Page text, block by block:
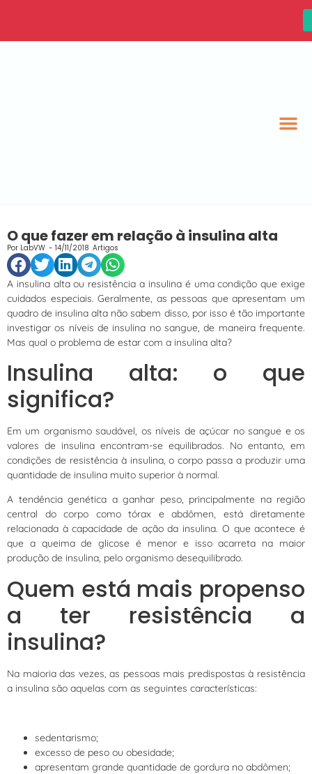
O que fazer em relação à insulina alta
Por LabVW - 14/11/2018 Artigos
A insulina alta ou resistência a insulina é uma condição que exige
cuidados especiais. Geralmente, as pessoas que apresentam um
quadro de insulina alta não sabem disso, por isso é tão importante
investigar os níveis de insulina no sangue, de maneira frequente.
Mas qual o problema de estar com a insulina alta?
Insulina alta: o que
significa?
Em um organismo saudável, os níveis de açúcar no sangue e os
valores de insulina encontram-se equilibrados. No entanto, em
condições de resistência à insulina, o corpo passa a produzir uma
quantidade de insulina muito superior à normal.
A tendência genética a ganhar peso, principalmente na região
central do corpo como tórax e abdômen, está diretamente
relacionada à capacidade de ação da insulina. O que acontece é
que a queima de glicose é menor e isso acarreta na maior
produção de insulina, pelo organismo desequilibrado.
Quem está mais propenso
a ter resistência a
insulina?
Na maioria das vezes, as pessoas mais predispostas à resistência
a insulina são aquelas com as seguintes características:
sedentarismo;
excesso de peso ou obesidade;
apresentam grande quantidade de gordura no abdômen;